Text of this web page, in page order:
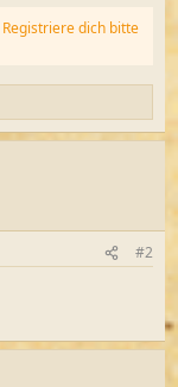
Registriere dich bitte
#2